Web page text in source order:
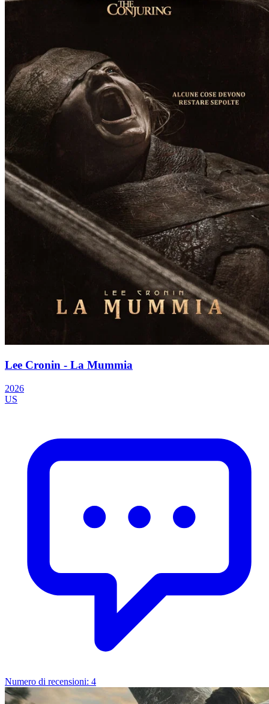
Lee Cronin - La Mummia
2026
US
Numero di recensioni: 4